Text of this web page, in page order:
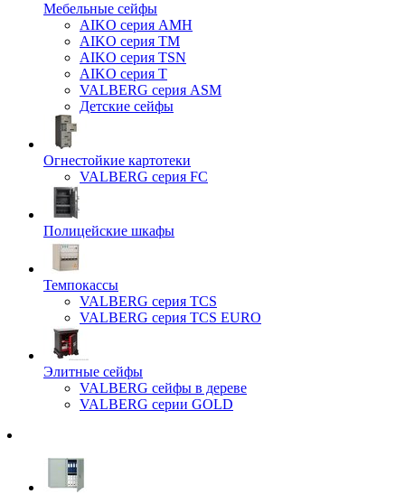
Мебельные сейфы
AIKO серия AMH
AIKO серия TM
AIKO серия TSN
AIKO серия Т
VALBERG серия ASM
Детские сейфы
Огнестойкие картотеки
VALBERG серия FC
Полицейские шкафы
Темпокассы
VALBERG серия TCS
VALBERG серия TCS EURO
Элитные сейфы
VALBERG сейфы в дереве
VALBERG серии GOLD